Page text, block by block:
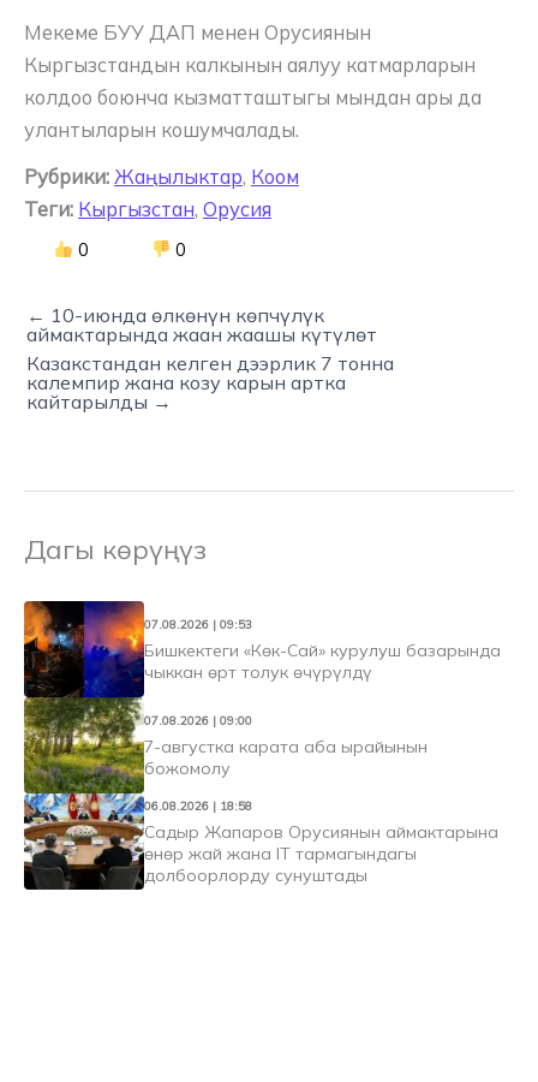
Мекеме БУУ ДАП менен Орусиянын
Кыргызстандын калкынын аялуу катмарларын
колдоо боюнча кызматташтыгы мындан ары да
улантыларын кошумчалады.
Рубрики: Жаңылыктар, Коом
Теги: Кыргызстан, Орусия
0 0
← 10-июнда өлкөнүн көпчүлүк
аймактарында жаан жаашы күтүлөт
Казакстандан келген дээрлик 7 тонна
калемпир жана козу карын артка
кайтарылды →
Дагы көрүңүз
07.08.2026 | 09:53
Бишкектеги «Көк-Сай» курулуш базарында
чыккан өрт толук өчүрүлдү
07.08.2026 | 09:00
7-августка карата аба ырайынын
божомолу
06.08.2026 | 18:58
Садыр Жапаров Орусиянын аймактарына
өнөр жай жана IT тармагындагы
долбоорлорду сунуштады